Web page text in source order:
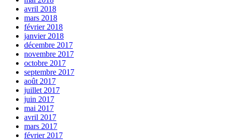
avril 2018
mars 2018
février 2018
janvier 2018
décembre 2017
novembre 2017
octobre 2017
septembre 2017
août 2017
juillet 2017
juin 2017
mai 2017
avril 2017
mars 2017
février 2017